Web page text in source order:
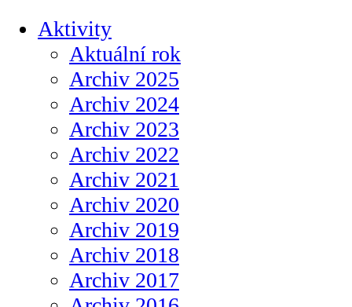
Aktivity
Aktuální rok
Archiv 2025
Archiv 2024
Archiv 2023
Archiv 2022
Archiv 2021
Archiv 2020
Archiv 2019
Archiv 2018
Archiv 2017